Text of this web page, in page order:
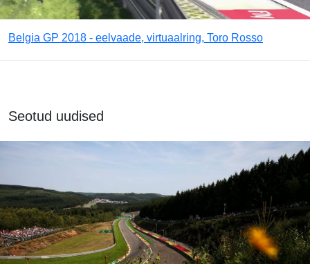
Belgia GP 2018 - eelvaade, virtuaalring, Toro Rosso
Seotud uudised